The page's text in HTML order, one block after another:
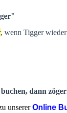
, wenn Tigger
dann
unsererOnline